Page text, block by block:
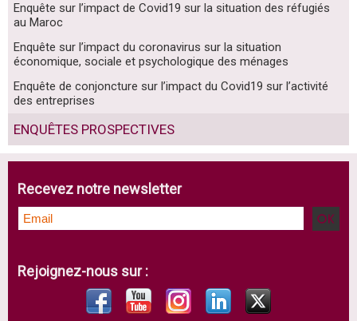
Enquête sur l’impact de Covid19 sur la situation des réfugiés
au Maroc
Enquête sur l’impact du coronavirus sur la situation
économique, sociale et psychologique des ménages
Enquête de conjoncture sur l’impact du Covid19 sur l’activité
des entreprises
ENQUÊTES PROSPECTIVES
Recevez notre newsletter
Rejoignez-nous sur :